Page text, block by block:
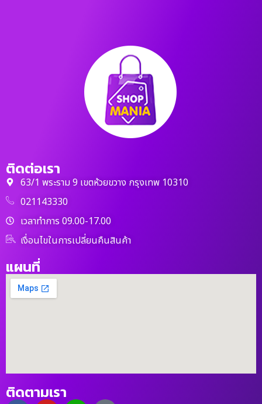
ติดต่อเรา
63/1 พระราม 9 เขตห้วยขวาง กรุงเทพ 10310
021143330
เวลาทำการ 09.00-17.00
เงื่อนไขในการเปลี่ยนคืนสินค้า
แผนที่
ติดตามเรา